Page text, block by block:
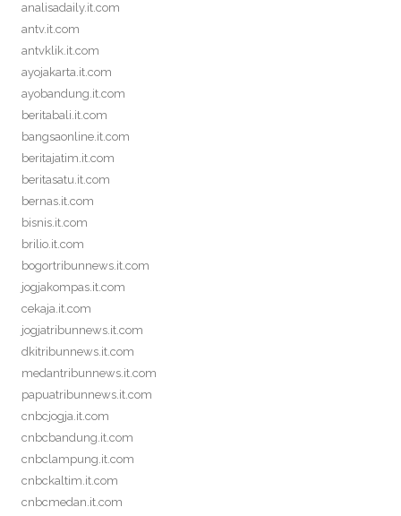
analisadaily.it.com
antv.it.com
antvklik.it.com
ayojakarta.it.com
ayobandung.it.com
beritabali.it.com
bangsaonline.it.com
beritajatim.it.com
beritasatu.it.com
bernas.it.com
bisnis.it.com
brilio.it.com
bogortribunnews.it.com
jogjakompas.it.com
cekaja.it.com
jogjatribunnews.it.com
dkitribunnews.it.com
medantribunnews.it.com
papuatribunnews.it.com
cnbcjogja.it.com
cnbcbandung.it.com
cnbclampung.it.com
cnbckaltim.it.com
cnbcmedan.it.com